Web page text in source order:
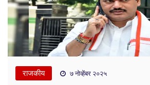
राजकीय ७ नोव्हेंबर २०२५